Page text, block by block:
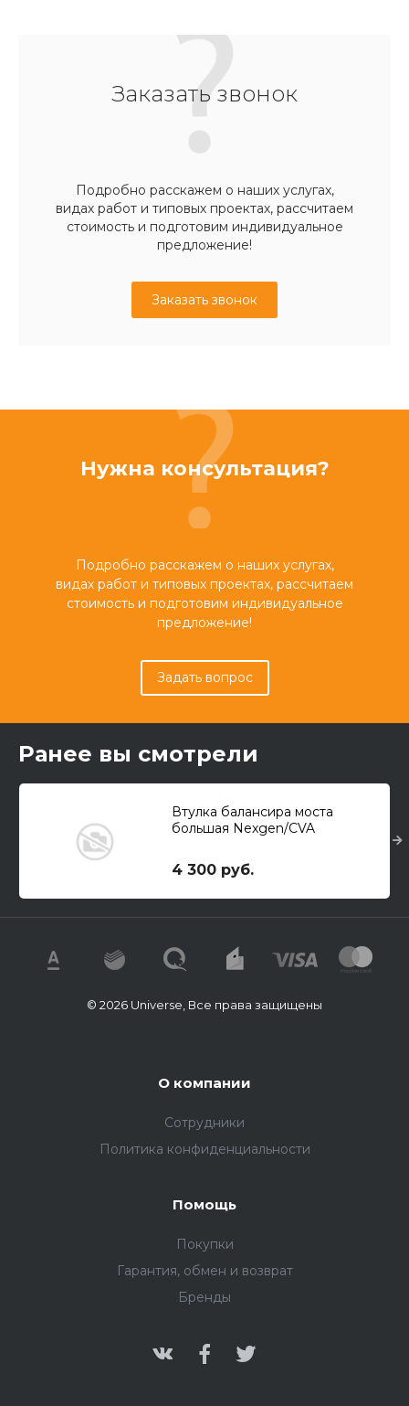
Заказать звонок
Подробно расскажем о наших услугах,
видах работ и типовых проектах, рассчитаем
стоимость и подготовим индивидуальное
предложение!
Заказать звонок
Нужна консультация?
Подробно расскажем о наших услугах,
видах работ и типовых проектах, рассчитаем
стоимость и подготовим индивидуальное
предложение!
Задать вопрос
Ранее вы смотрели
Втулка балансира моста
большая Nexgen/CVA
4 300 руб.
© 2026 Universe, Все права защищены
О компании
Сотрудники
Политика конфиденциальности
Помощь
Покупки
Гарантия, обмен и возврат
Бренды